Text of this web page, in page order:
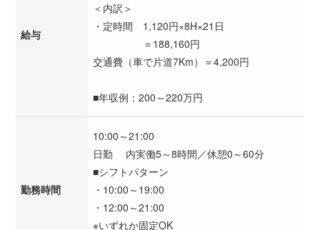
給与
＜内訳＞
・定時間 1,120円×8H×21日
＝188,160円
交通費（車で片道7Km）＝4,200円
■年収例：200～220万円
勤務時間
10:00～21:00
日勤 内実働5～8時間／休憩0～60分
■シフトパターン
・10:00～19:00
・12:00～21:00
※いずれか固定OK